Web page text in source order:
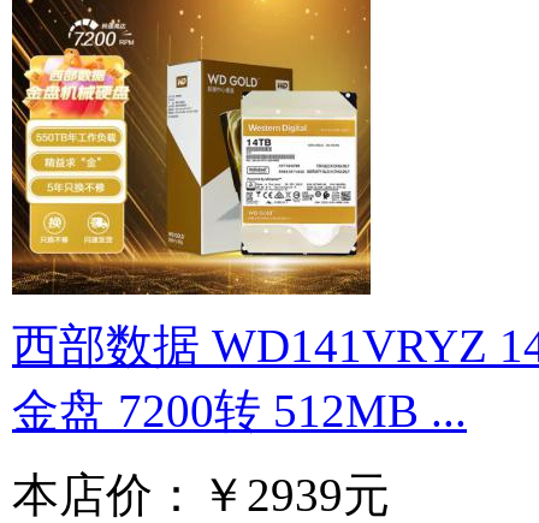
西部数据 WD141VRYZ
金盘 7200转 512MB ...
本店价：
￥2939元